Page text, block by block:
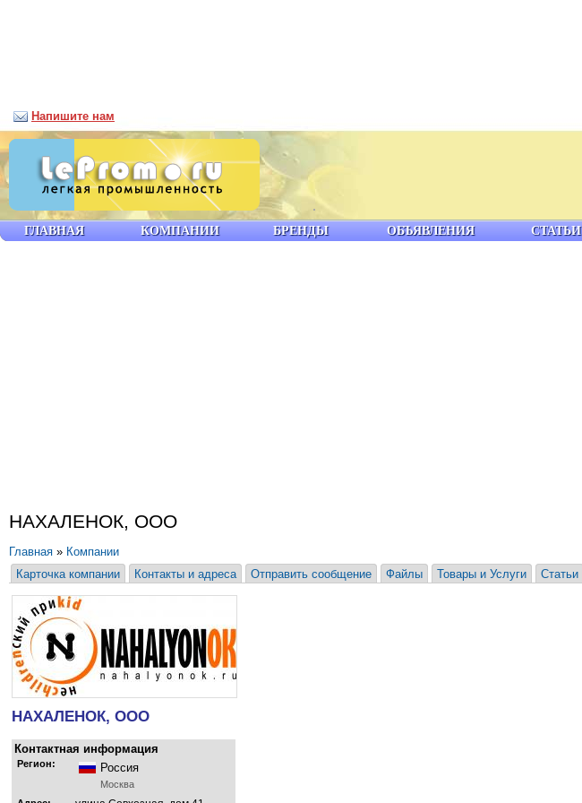
НАХАЛЕНОК, ООО
Главная » Компании
Карточка компании
Контакты и адреса Отправить сообщение Файлы Товары и Услуги Статьи
НАХАЛЕНОК, ООО
Контактная информация
Регион: Россия
Москва
ГЛАВНАЯ КОМПАНИИ БРЕНДЫ ОБЪЯВЛЕНИЯ СТАТЬИ
Напишите нам